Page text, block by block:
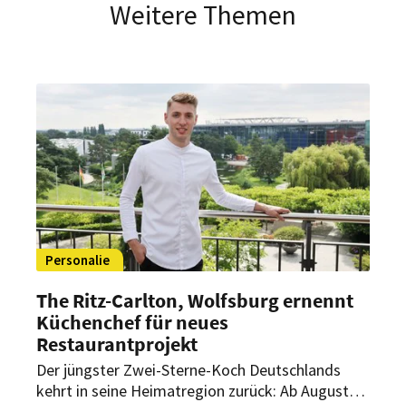
Weitere Themen
Personalie
The Ritz-Carlton, Wolfsburg ernennt
Küchenchef für neues
Restaurantprojekt
Der jüngster Zwei-Sterne-Koch Deutschlands
kehrt in seine Heimatregion zurück: Ab August